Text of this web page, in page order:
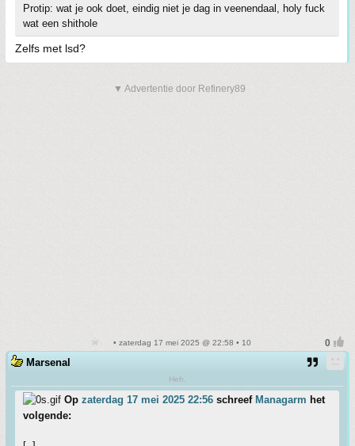
Protip: wat je ook doet, eindig niet je dag in veenendaal, holy fuck
wat een shithole
Zelfs met lsd?
▼ Advertentie door Refinery89
• zaterdag 17 mei 2025 @ 22:58 • 10
Marsenal
Heh.
Op zaterdag 17 mei 2025 22:56 schreef Managarm het
volgende: